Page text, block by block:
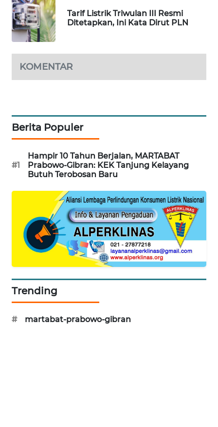
Tarif Listrik Triwulan III Resmi
Ditetapkan, Ini Kata Dirut PLN
KOMENTAR
Berita Populer
#1
Hampir 10 Tahun Berjalan, MARTABAT
Prabowo-Gibran: KEK Tanjung Kelayang
Butuh Terobosan Baru
Trending
# martabat-prabowo-gibran
SIBARAGAS
NEWS
NEWS
NEWS
METRO
JAKARTA
NEWS
KARING
NEWS
HUMBANG